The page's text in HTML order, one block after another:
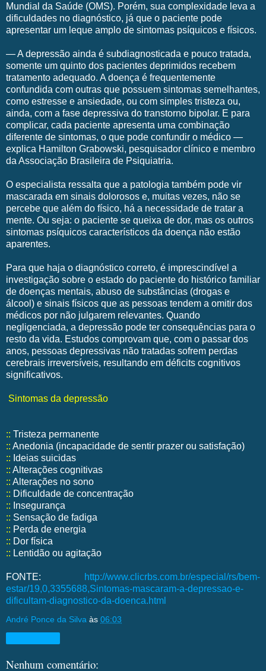
Mundial da Saúde (OMS). Porém, sua complexidade leva a
dificuldades no diagnóstico, já que o paciente pode
apresentar um leque amplo de sintomas psíquicos e físicos.
— A depressão ainda é subdiagnosticada e pouco tratada,
somente um quinto dos pacientes deprimidos recebem
tratamento adequado. A doença é frequentemente
confundida com outras que possuem sintomas semelhantes,
como estresse e ansiedade, ou com simples tristeza ou,
ainda, com a fase depressiva do transtorno bipolar. E para
complicar, cada paciente apresenta uma combinação
diferente de sintomas, o que pode confundir o médico —
explica Hamilton Grabowski, pesquisador clínico e membro
da Associação Brasileira de Psiquiatria.
O especialista ressalta que a patologia também pode vir
mascarada em sinais dolorosos e, muitas vezes, não se
percebe que além do físico, há a necessidade de tratar a
mente. Ou seja: o paciente se queixa de dor, mas os outros
sintomas psíquicos característicos da doença não estão
aparentes.
Para que haja o diagnóstico correto, é imprescindível a
investigação sobre o estado do paciente do histórico familiar
de doenças mentais, abuso de substâncias (drogas e
álcool) e sinais físicos que as pessoas tendem a omitir dos
médicos por não julgarem relevantes. Quando
negligenciada, a depressão pode ter consequências para o
resto da vida. Estudos comprovam que, com o passar dos
anos, pessoas depressivas não tratadas sofrem perdas
cerebrais irreversíveis, resultando em déficits cognitivos
significativos.
Sintomas da depressão
:: Tristeza permanente
:: Anedonia (incapacidade de sentir prazer ou satisfação)
:: Ideias suicidas
:: Alterações cognitivas
:: Alterações no sono
:: Dificuldade de concentração
:: Insegurança
:: Sensação de fadiga
:: Perda de energia
:: Dor física
:: Lentidão ou agitação
FONTE:
http://www.clicrbs.com.br/especial/rs/bem-
estar/19,0,3355688,Sintomas-mascaram-a-depressao-e-
dificultam-diagnostico-da-doenca.html
André Ponce da Silva às 06:03
Nenhum comentário: